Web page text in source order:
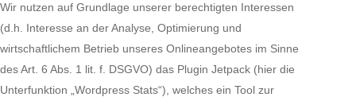
Wir nutzen auf Grundlage unserer berechtigten Interessen
(d.h. Interesse an der Analyse, Optimierung und
wirtschaftlichem Betrieb unseres Onlineangebotes im Sinne
des Art. 6 Abs. 1 lit. f. DSGVO) das Plugin Jetpack (hier die
Unterfunktion „Wordpress Stats“), welches ein Tool zur